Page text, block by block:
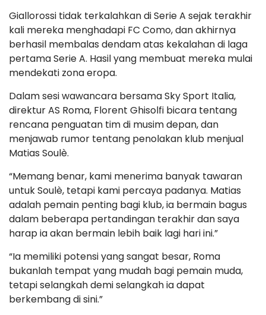
Giallorossi tidak terkalahkan di Serie A sejak terakhir
kali mereka menghadapi FC Como, dan akhirnya
berhasil membalas dendam atas kekalahan di laga
pertama Serie A. Hasil yang membuat mereka mulai
mendekati zona eropa.
Dalam sesi wawancara bersama Sky Sport Italia,
direktur AS Roma, Florent Ghisolfi bicara tentang
rencana penguatan tim di musim depan, dan
menjawab rumor tentang penolakan klub menjual
Matias Soulè.
“Memang benar, kami menerima banyak tawaran
untuk Soulè, tetapi kami percaya padanya. Matias
adalah pemain penting bagi klub, ia bermain bagus
dalam beberapa pertandingan terakhir dan saya
harap ia akan bermain lebih baik lagi hari ini.”
“Ia memiliki potensi yang sangat besar, Roma
bukanlah tempat yang mudah bagi pemain muda,
tetapi selangkah demi selangkah ia dapat
berkembang di sini.”